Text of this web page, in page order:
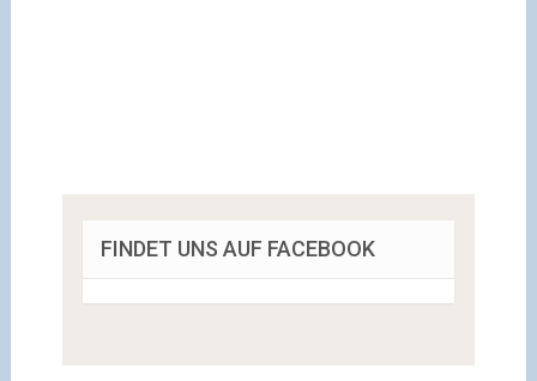
FINDET UNS AUF FACEBOOK